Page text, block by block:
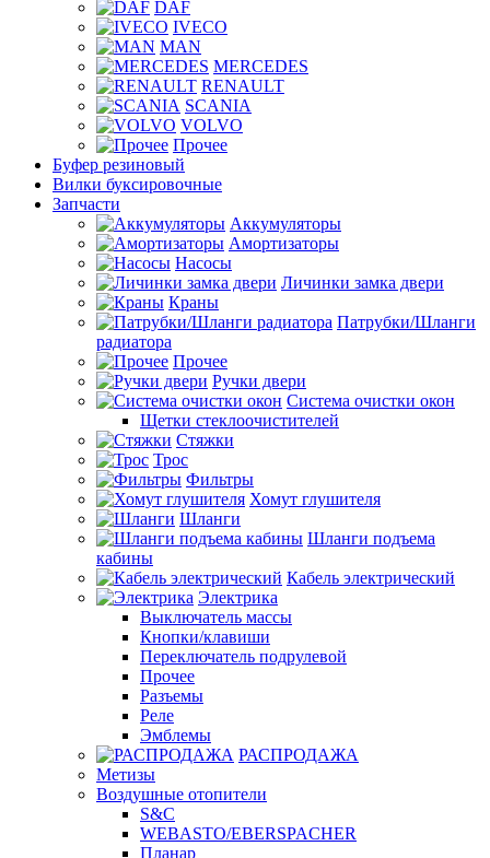
DAF
IVECO
MAN
MERCEDES
RENAULT
SCANIA
VOLVO
Прочее
Буфер резиновый
Вилки буксировочные
Запчасти
Аккумуляторы
Амортизаторы
Насосы
Личинки замка двери
Краны
Патрубки/Шланги
радиатора
Прочее
Ручки двери
Система очистки окон
Щетки стеклоочистителей
Стяжки
Трос
Фильтры
Хомут глушителя
Шланги
Шланги подъема
кабины
Кабель электрический
Электрика
Выключатель массы
Кнопки/клавиши
Переключатель подрулевой
Прочее
Разъемы
Реле
Эмблемы
РАСПРОДАЖА
Метизы
Воздушные отопители
S&C
WEBASTO/EBERSPACHER
Планар